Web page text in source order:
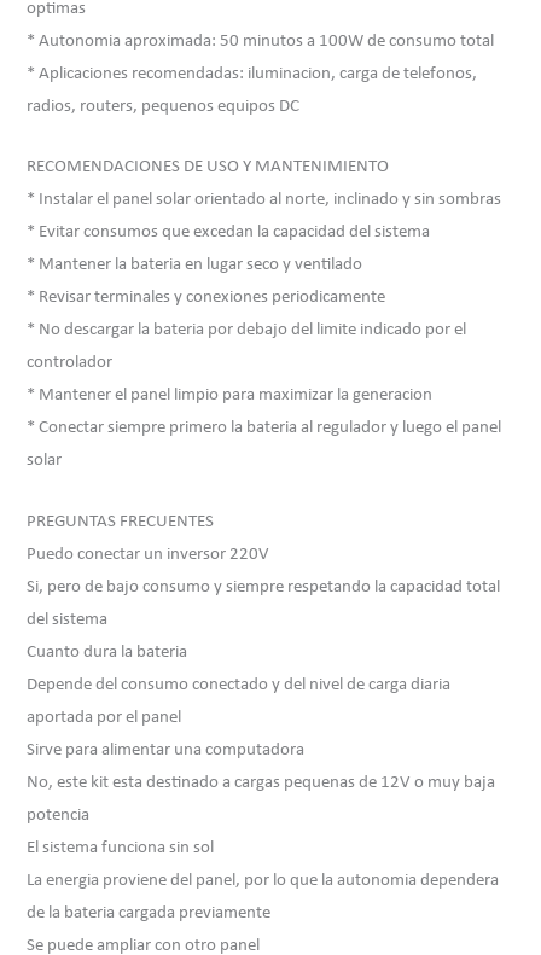
optimas
* Autonomia aproximada: 50 minutos a 100W de consumo total
* Aplicaciones recomendadas: iluminacion, carga de telefonos,
radios, routers, pequenos equipos DC
RECOMENDACIONES DE USO Y MANTENIMIENTO
* Instalar el panel solar orientado al norte, inclinado y sin sombras
* Evitar consumos que excedan la capacidad del sistema
* Mantener la bateria en lugar seco y ventilado
* Revisar terminales y conexiones periodicamente
* No descargar la bateria por debajo del limite indicado por el
controlador
* Mantener el panel limpio para maximizar la generacion
* Conectar siempre primero la bateria al regulador y luego el panel
solar
PREGUNTAS FRECUENTES
Puedo conectar un inversor 220V
Si, pero de bajo consumo y siempre respetando la capacidad total
del sistema
Cuanto dura la bateria
Depende del consumo conectado y del nivel de carga diaria
aportada por el panel
Sirve para alimentar una computadora
No, este kit esta destinado a cargas pequenas de 12V o muy baja
potencia
El sistema funciona sin sol
La energia proviene del panel, por lo que la autonomia dependera
de la bateria cargada previamente
Se puede ampliar con otro panel